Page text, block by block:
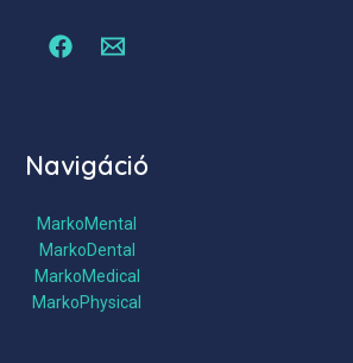
Navigáció
MarkoMental
MarkoDental
MarkoMedical
MarkoPhysical